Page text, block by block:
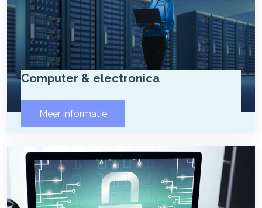
Computer & electronica
Meer informatie